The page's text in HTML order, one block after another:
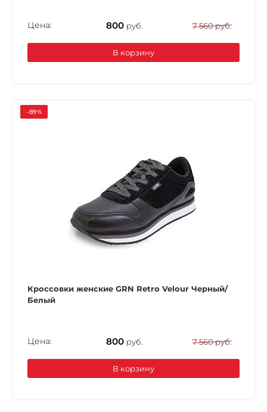
Цена: 800 руб. 7 560 руб.
В корзину
-89%
Кроссовки женские GRN Retro Velour Черный/
Белый
Цена: 800 руб. 7 560 руб.
В корзину